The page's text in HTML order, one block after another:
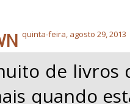
quinta-feira, agosto 29, 2013
de livros
quando